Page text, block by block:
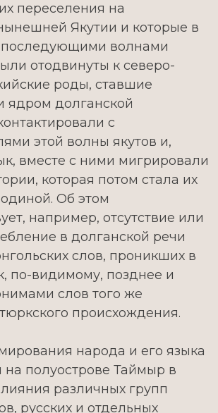
переселения на
Якутии и которые в
волнами
отодвинуты к северо-
роды, ставшие
ядром долганской
с
этой волны якутов и,
вместе с ними мигрировали
которая потом стала их
Об этом
например, отсутствие или
в долганской речи
слов, проникших в
по-видимому, позднее и
слов того же
происхождения.
народа и его языка
полуострове Таймыр в
различных групп
русских и отдельных